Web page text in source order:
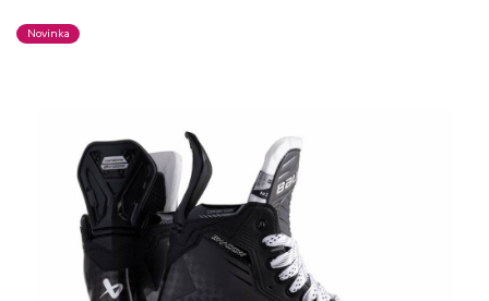
Novinka